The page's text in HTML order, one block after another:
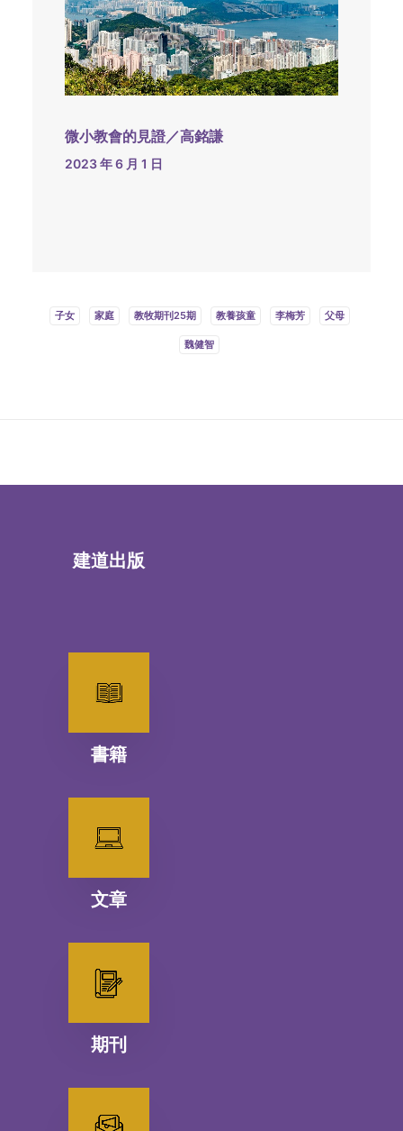
微小教會的見證／高銘謙
2023 年 6 月 1 日
子女 家庭 教牧期刊25期 教養孩童 李梅芳 父母
魏健智
建道出版
書籍
文章
期刊